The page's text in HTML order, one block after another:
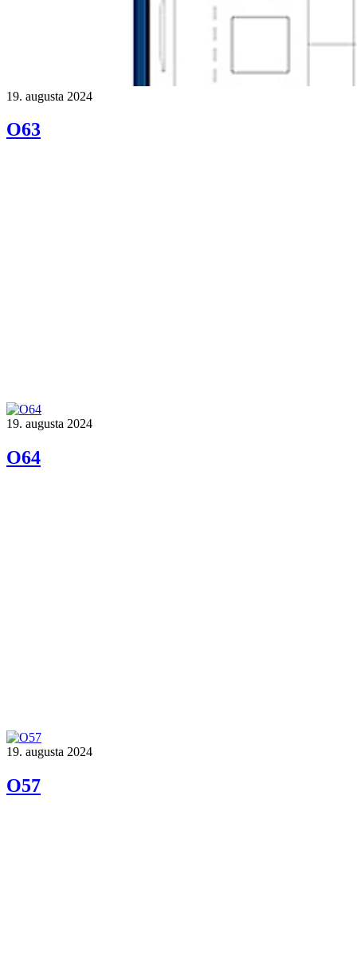
19. augusta 2024
O63
19. augusta 2024
O64
19. augusta 2024
O57